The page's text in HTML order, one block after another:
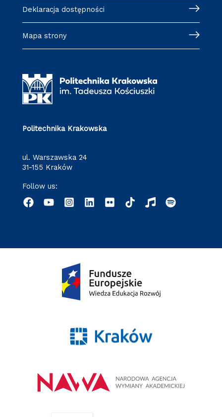
Deklaracja dostępności
Mapa strony
Politechnika Krakowska
ul. Warszawska 24
31-155 Kraków
Follow us: